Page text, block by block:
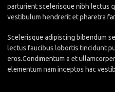
parturient scelerisque nibh lectus
vestibulum hendrerit et pharetra
Scelerisque adipiscing bibendum
lectus faucibus lobortis tincidunt
eros.Condimentum a et
elementum nam inceptos hac